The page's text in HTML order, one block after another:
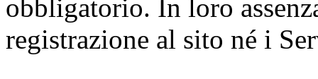
obbligatorio. In loro
registrazione al sito né i